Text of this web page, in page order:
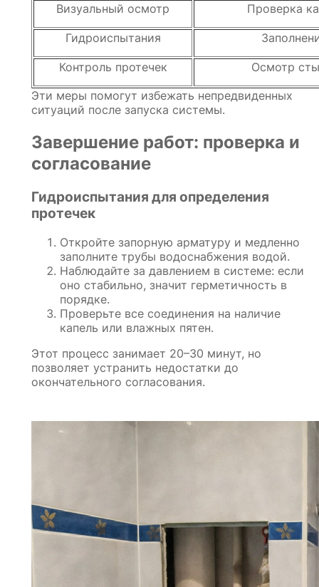
Визуальный осмотр Проверка
Гидроиспытания
Контроль протечек
Осмотр
Эти меры помогут избежать непредвиденных
ситуаций после запуска системы.
Завершение работ: проверка и
согласование
Гидроиспытания для определения
протечек
Откройте запорную арматуру и медленно
заполните трубы водоснабжения водой.
Наблюдайте за давлением в системе: если
оно стабильно, значит герметичность в
порядке.
Проверьте все соединения на наличие
капель или влажных пятен.
Этот процесс занимает 20–30 минут, но
позволяет устранить недостатки до
окончательного согласования.